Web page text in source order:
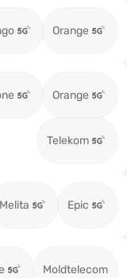
Orange
Orange
Telekom
Melita Epic
Moldtelecom